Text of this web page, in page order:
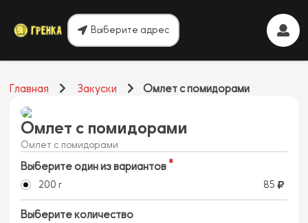
Выберите адрес
Главная Закуски Омлет с помидорами
Омлет с помидорами
Омлет с помидорами
Выберите один из вариантов
200 г 85
Выберите количество